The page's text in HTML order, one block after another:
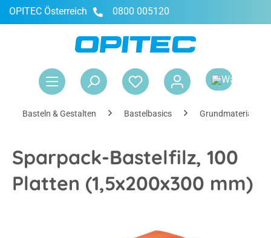
springen
OPITEC Österreich 0800 005120
Basteln & Gestalten Bastelbasics Grundmaterialien
Sparpack-Bastelfilz, 100
Platten (1,5x200x300 mm)